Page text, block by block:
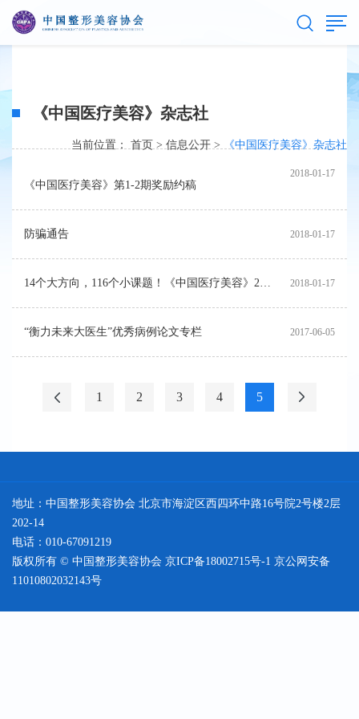
《中国医疗美容》杂志社
当前位置： 首页 > 信息公开 > 《中国医疗美容》杂志社
《中国医疗美容》第1-2期奖励约稿
2018-01-17
防骗通告 2018-01-17
14个大方向，116个小课题！《中国医疗美容》2018年重点约稿来啦 2018-01-17
“衡力未来大医生”优秀病例论文专栏 2017-06-05
1 2 3 4 5
地址：中国整形美容协会 北京市海淀区西四环中路16号院2号楼2层
202-14
电话：010-67091219
版权所有 © 中国整形美容协会 京ICP备18002715号-1 京公网安备
11010802032143号